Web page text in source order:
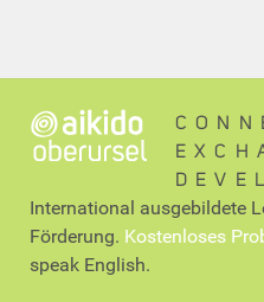
International ausgebildete
Förderung. Kostenloses
speak English.